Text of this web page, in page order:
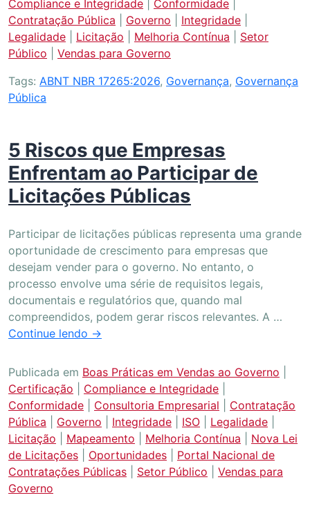
Compliance e Integridade
Conformidade
Contratação Pública
Governo Integridade
Legalidade
Licitação Melhoria Contínua
Setor
Público
Vendas para Governo
Tags: ABNT NBR 17265:2026, Governança, Governança
Pública
5 Riscos que Empresas
Enfrentam ao Participar de
Licitações Públicas
Participar de licitações públicas representa uma grande
oportunidade de crescimento para empresas que
desejam vender para o governo. No entanto, o
processo envolve uma série de requisitos legais,
documentais e regulatórios que, quando mal
compreendidos, podem gerar riscos relevantes. A …
Continue lendo →
Publicada em Boas Práticas em Vendas ao Governo
Certificação
Compliance e Integridade
Conformidade
Consultoria Empresarial
Contratação
Pública
Governo Integridade ISO Legalidade
Licitação
Mapeamento Melhoria Contínua
Nova Lei
de Licitações
Oportunidades
Portal Nacional de
Contratações Públicas
Setor Público
Vendas para
Governo